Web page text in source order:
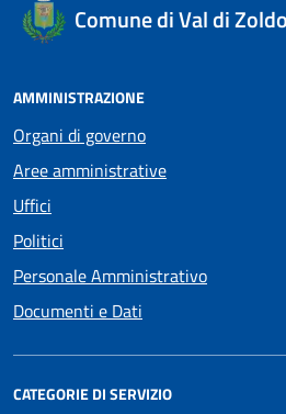
Comune di Val di Zoldo
AMMINISTRAZIONE
Organi di governo
Aree amministrative
Uffici
Politici
Personale Amministrativo
Documenti e Dati
CATEGORIE DI SERVIZIO